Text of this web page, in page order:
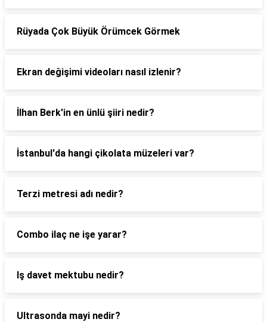
Rüyada Çok Büyük Örümcek Görmek
Ekran değişimi videoları nasıl izlenir?
İlhan Berk'in en ünlü şiiri nedir?
İstanbul'da hangi çikolata müzeleri var?
Terzi metresi adı nedir?
Combo ilaç ne işe yarar?
Iş davet mektubu nedir?
Ultrasonda mayi nedir?